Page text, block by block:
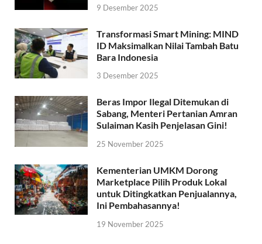
9 Desember 2025
Transformasi Smart Mining: MIND
ID Maksimalkan Nilai Tambah Batu
Bara Indonesia
3 Desember 2025
Beras Impor Ilegal Ditemukan di
Sabang, Menteri Pertanian Amran
Sulaiman Kasih Penjelasan Gini!
25 November 2025
Kementerian UMKM Dorong
Marketplace Pilih Produk Lokal
untuk Ditingkatkan Penjualannya,
Ini Pembahasannya!
19 November 2025